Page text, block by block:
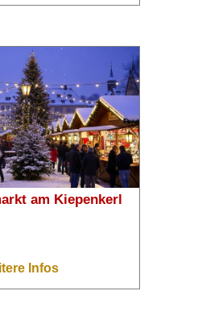
am Kiepenkerl
Infos